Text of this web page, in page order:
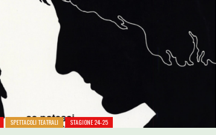
SPETTACOLI TEATRALI STAGIONE 24-25